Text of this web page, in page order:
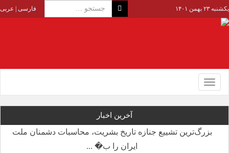
یکشنبه ۲۳ بهمن ۱۴۰۱ فارسی عربی
Toggle
navigation
آخرین اخبار
بزرگ‌ترین تشییع جنازه تاریخ بشریت، محاسبات دشمنان ملت
ایران را ب� ...